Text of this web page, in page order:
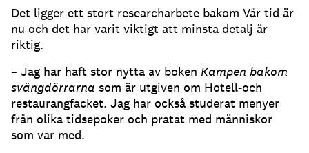
Det ligger ett stort researcharbete bakom Vår tid är
nu och det har varit viktigt att minsta detalj är
riktig.
– Jag har haft stor nytta av boken Kampen bakom
svängdörrarna som är utgiven om Hotell-och
restaurangfacket. Jag har också studerat menyer
från olika tidsepoker och pratat med människor
som var med.